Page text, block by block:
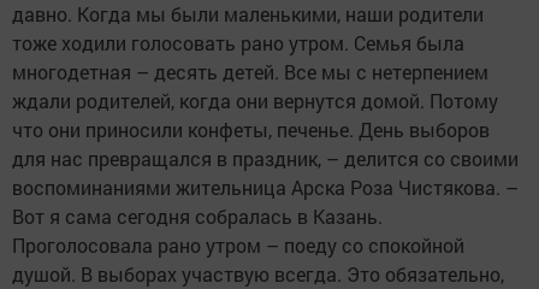
давно. Когда мы были маленькими, наши родители
тоже ходили голосовать рано утром. Семья была
многодетная – десять детей. Все мы с нетерпением
ждали родителей, когда они вернутся домой. Потому
что они приносили конфеты, печенье. День выборов
для нас превращался в праздник, – делится со своими
воспоминаниями жительница Арска Роза Чистякова. –
Вот я сама сегодня собралась в Казань.
Проголосовала рано утром – поеду со спокойной
душой. В выборах участвую всегда. Это обязательно,